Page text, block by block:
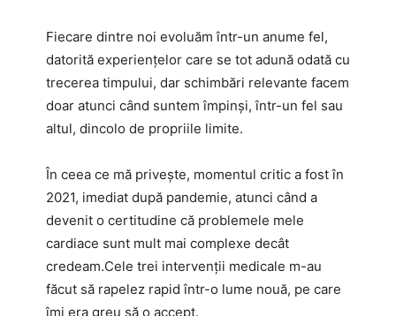
Fiecare dintre noi evoluăm într-un anume fel,
datorită experiențelor care se tot adună odată cu
trecerea timpului, dar schimbări relevante facem
doar atunci când suntem împinși, într-un fel sau
altul, dincolo de propriile limite.
În ceea ce mă privește, momentul critic a fost în
2021, imediat după pandemie, atunci când a
devenit o certitudine că problemele mele
cardiace sunt mult mai complexe decât
credeam.Cele trei intervenții medicale m-au
făcut să rapelez rapid într-o lume nouă, pe care
îmi era greu să o accept.